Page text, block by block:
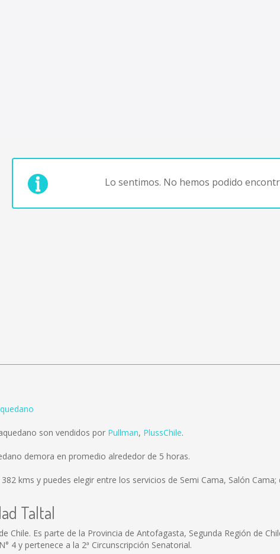
Lo sentimos. No hemos podido
son vendidos por Pullman, PlussChile.
demora en promedio alrededor de 5 horas.
382 kms y puedes elegir entre los servicios de Semi Cama, Salón
Taltal
Chile. Es parte de la Provincia de Antofagasta, Segunda Región de
4 y pertenece a la 2ª Circunscripción Senatorial.